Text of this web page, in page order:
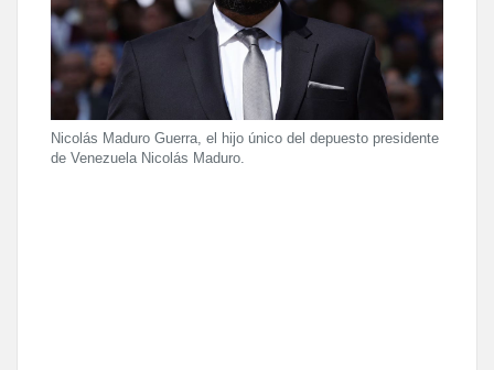
Nicolás Maduro Guerra, el hijo único del depuesto presidente
de Venezuela Nicolás Maduro.